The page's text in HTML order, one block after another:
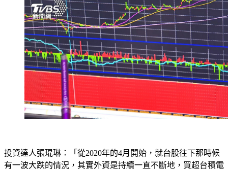
投資達人張琨琳：「從2020年的4月開始，就台股往下那時候
有一波大跌的情況，其實外資是持續一直不斷地，買超台積電